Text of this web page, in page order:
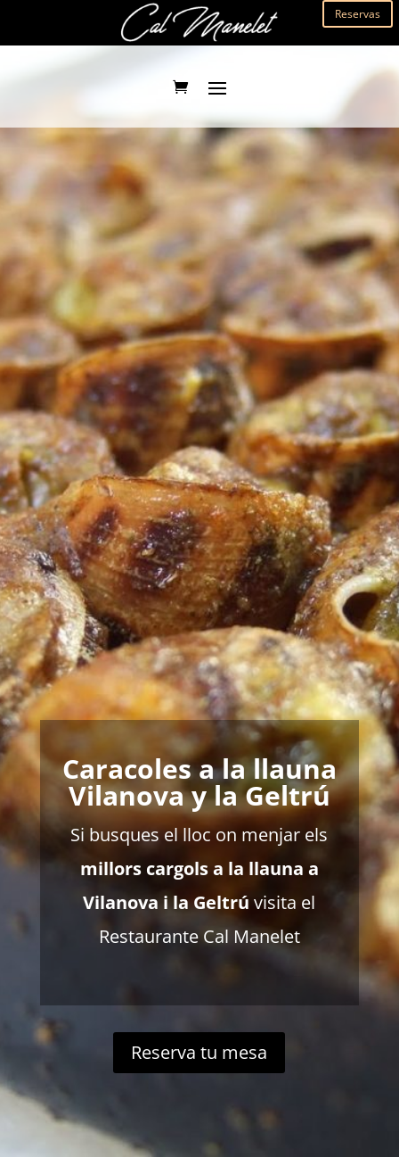
Reservas
Caracoles a la llauna
Vilanova y la Geltrú
Si busques el lloc on menjar els
millors cargols a la llauna a
Vilanova i la Geltrú visita el
Restaurante Cal Manelet
Reserva tu mesa